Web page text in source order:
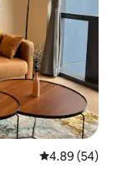
從 54 則評價
4.89 (54)